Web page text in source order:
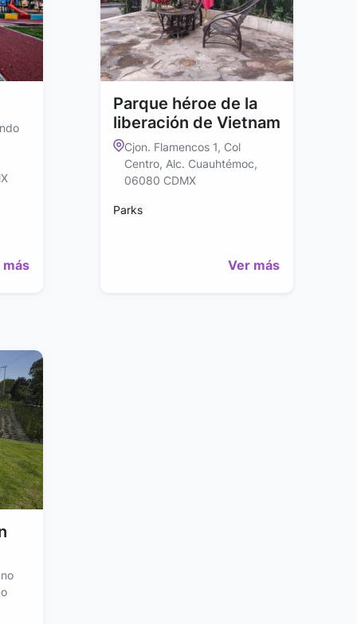
más
Parque héroe de la
liberación de Vietnam
Cjon. Flamencos 1, Col
Centro, Alc. Cuauhtémoc,
06080 CDMX
Parks
Ver más